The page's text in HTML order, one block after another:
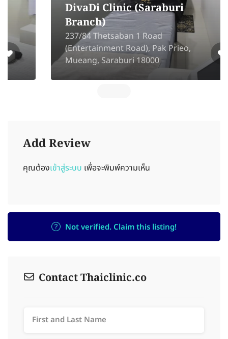
DivaDi Clinic (Saraburi
Branch)
237/84 Thetsaban 1 Road
(Entertainment Road), Pak Prieo,
Mueang, Saraburi 18000
Add Review
คุณต้องเข้าสู่ระบบ เพื่อจะพิมพ์ความเห็น
Not verified. Claim this listing!
Contact Thaiclinic.co